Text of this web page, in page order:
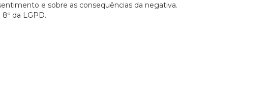
e sobre as consequências da negativa.
da LGPD.